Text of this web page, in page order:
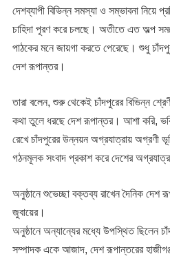
দেশব্যাপী বিভিন্ন সমস্যা ও সম্ভাবনা নিয়ে
চাহিদা পূরণ করে চলছে। অতীতে এত অল্প
পাঠকের মনে জায়গা করতে পেরেছে। শুধু
দেশ রূপান্তর।
তারা বলেন, শুরু থেকেই চাঁদপুরের বিভিন্ন
কথা তুলে ধরছে দেশ রূপান্তর। আশা করি,
রেখে চাঁদপুরের উন্নয়ন অগ্রযাত্রায় অগ্রণী
গঠনমূলক সংবাদ প্রকাশ করে দেশের
অনুষ্ঠানে শুভেচ্ছা বক্তব্য রাখেন দৈনিক দেশ
জুবায়ের।
অনুষ্ঠানে অন্যান্যের মধ্যে উপস্থিত ছিলেন
সম্পাদক একে আজাদ, দেশ রূপান্তরের